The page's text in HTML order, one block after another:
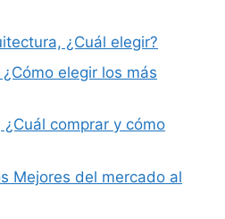
¿Cuál elegir?
elegir los más
comprar y cómo
Mejores del mercado al